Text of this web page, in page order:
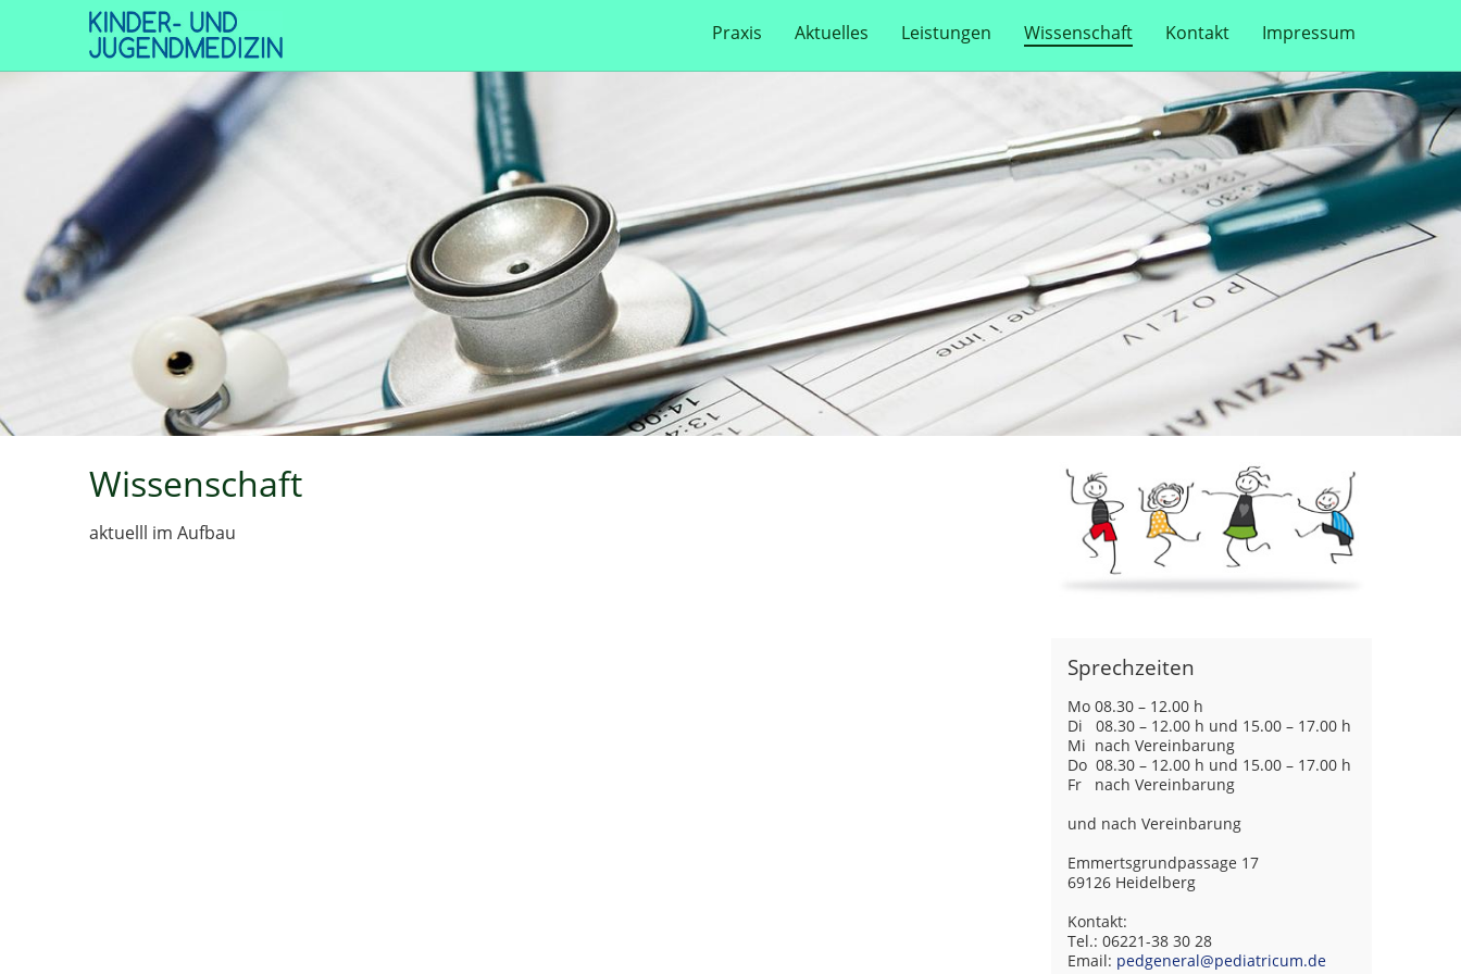
Praxis Aktuelles Leistungen Wissenschaft Kontakt Impressum
Wissenschaft
aktuelll im Aufbau
Sprechzeiten
Mo 08.30 – 12.00 h
Di 08.30 – 12.00 h und 15.00 – 17.00 h
Mi nach Vereinbarung
Do 08.30 – 12.00 h und 15.00 – 17.00 h
Fr nach Vereinbarung
und nach Vereinbarung
Emmertsgrundpassage 17
69126 Heidelberg
Kontakt:
Tel.: 06221-38 30 28
Email: pedgeneral@pediatricum.de